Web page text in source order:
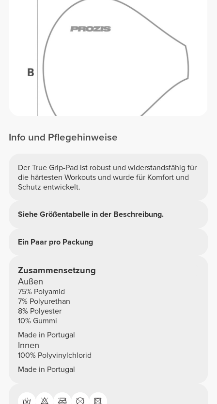
GRÖSSENEMPFEHLUNG
Info und Pflegehinweise
Der True Grip-Pad ist robust und widerstandsfähig für
die härtesten Workouts und wurde für Komfort und
Schutz entwickelt.
Siehe Größentabelle in der Beschreibung.
Ein Paar pro Packung
Zusammensetzung
Außen
75% Polyamid
7% Polyurethan
8% Polyester
10% Gummi
Made in Portugal
Innen
100% Polyvinylchlorid
Made in Portugal